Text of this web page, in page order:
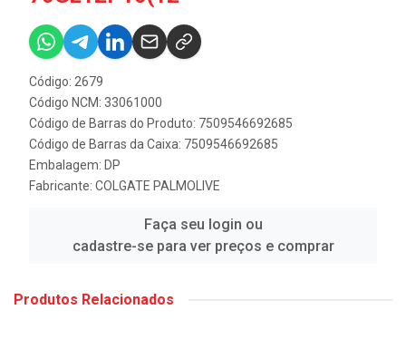
Código: 2679
Código NCM: 33061000
Código de Barras do Produto: 7509546692685
Código de Barras da Caixa: 7509546692685
Embalagem: DP
Fabricante: COLGATE PALMOLIVE
Faça seu login ou
cadastre-se para ver preços e comprar
Produtos Relacionados